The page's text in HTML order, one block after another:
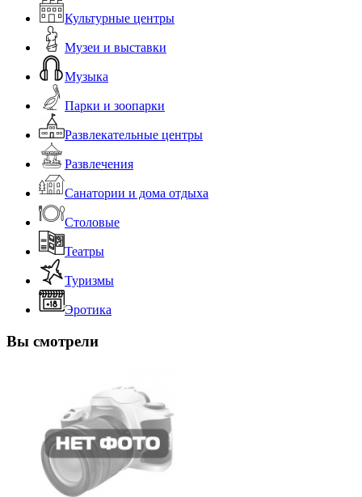
Культурные центры
Музеи и выставки
Музыка
Парки и зоопарки
Развлекательные центры
Развлечения
Санатории и дома отдыха
Столовые
Театры
Туризмы
Эротика
Вы смотрели